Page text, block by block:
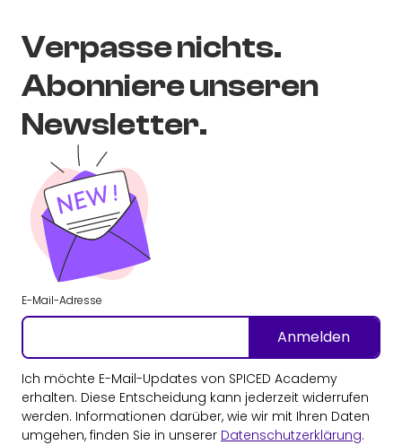
Verpasse nichts.
Abonniere unseren
Newsletter.
E-Mail-Adresse
Anmelden
Ich möchte E-Mail-Updates von SPICED Academy
erhalten. Diese Entscheidung kann jederzeit widerrufen
werden. Informationen darüber, wie wir mit Ihren Daten
umgehen, finden Sie in unserer Datenschutzerklärung.